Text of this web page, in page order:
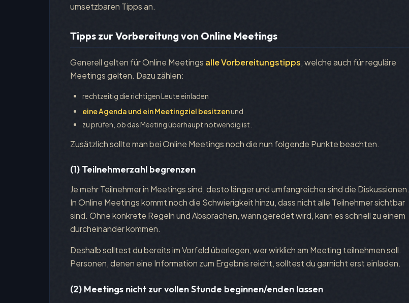
umsetzbaren Tipps an.
Tipps zur Vorbereitung von Online Meetings
Generell gelten für Online Meetings alle Vorbereitungstipps, welche auch für reguläre
Meetings gelten. Dazu zählen:
rechtzeitig die richtigen Leute einladen
eine Agenda und ein Meetingziel besitzenund
zu prüfen, ob das Meeting überhaupt notwendig ist.
Zusätzlich sollte man bei Online Meetings noch die nun folgende Punkte beachten.
(1) Teilnehmerzahl begrenzen
Je mehr Teilnehmer in Meetings sind, desto länger und umfangreicher sind die Diskussionen.
In Online Meetings kommt noch die Schwierigkeit hinzu, dass nicht alle Teilnehmer sichtbar
sind. Ohne konkrete Regeln und Absprachen, wann geredet wird, kann es schnell zu einem
durcheinander kommen.
Deshalb solltest du bereits im Vorfeld überlegen, wer wirklich am Meeting teilnehmen soll.
Personen, denen eine Information zum Ergebnis reicht, solltest du garnicht erst einladen.
(2) Meetings nicht zur vollen Stunde beginnen/enden lassen